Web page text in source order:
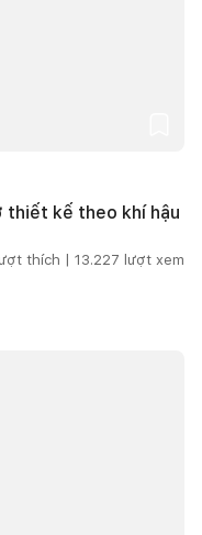
thiết kế theo khí hậu
thích | 13.227 lượt xem